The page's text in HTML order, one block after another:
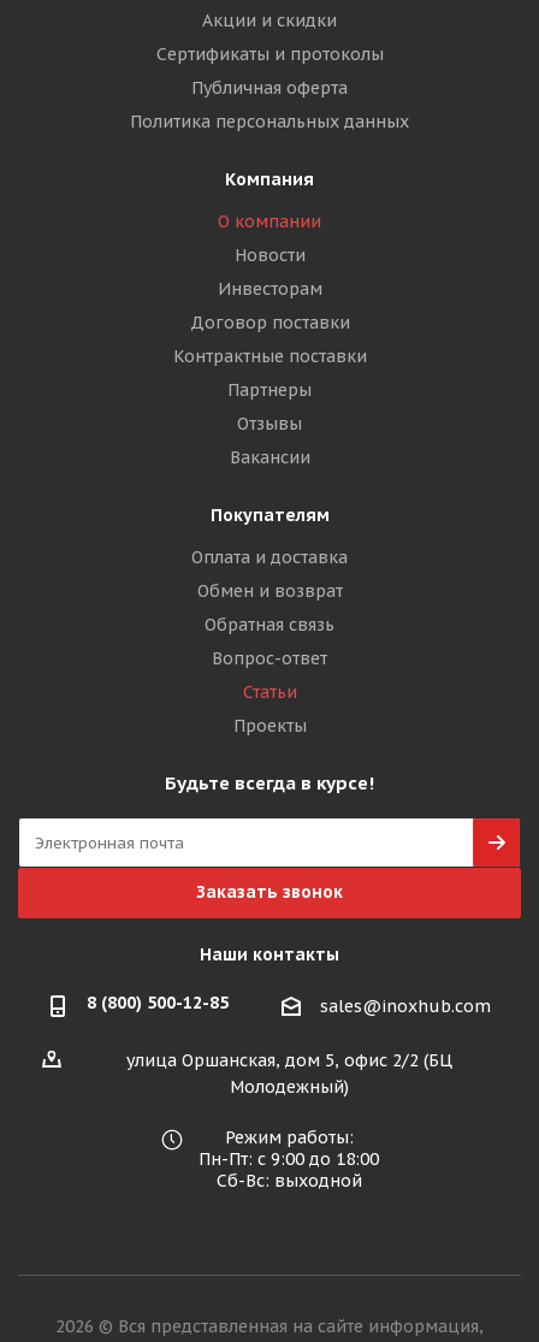
Акции и скидки
Сертификаты и протоколы
Публичная оферта
Политика персональных данных
Компания
О компании
Новости
Инвесторам
Договор поставки
Контрактные поставки
Партнеры
Отзывы
Вакансии
Покупателям
Оплата и доставка
Обмен и возврат
Обратная связь
Вопрос-ответ
Статьи
Проекты
Будьте всегда в курсе!
Заказать звонок
Наши контакты
8 (800) 500-12-85 sales@inoxhub.com
улица Оршанская, дом 5, офис 2/2 (БЦ
Молодежный)
Режим работы:
Пн-Пт: с 9:00 до 18:00
Сб-Вс: выходной
2026 © Вся представленная на сайте информация,